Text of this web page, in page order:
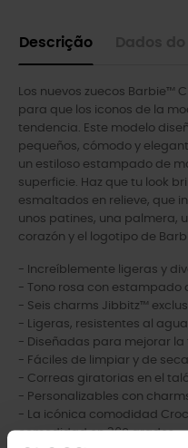
Descrição
Los nuevos zuecos Barbie™
para que los iconos de la
tendencia. Este modelo
pequeños, cómodo y
un estiloso estampado de
superficie. Haz que tu look
esmaltados en relieve, que
unos patines, una palmera,
corazón y el logotipo de
- Increíblemente ligeras y
- Tono rosa con estampado
- Seis charms Jibbitz™
- Ligeras, resistentes al
- Diseñadas para mejorar
- Fáciles de limpiar y de
- Correas giratorias en el
- Personalizables con
- La icónica comodidad
comodidad en 360 grados.